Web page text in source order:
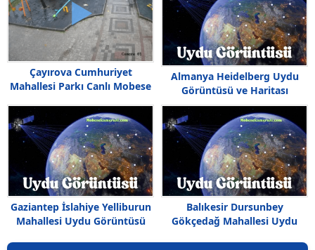
Çayırova Cumhuriyet
Mahallesi Parkı Canlı Mobese
Almanya Heidelberg Uydu
Görüntüsü ve Haritası
Gaziantep İslahiye Yelliburun
Mahallesi Uydu Görüntüsü
Balıkesir Dursunbey
Gökçedağ Mahallesi Uydu